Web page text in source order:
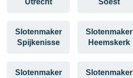
Slotenmaker
Spijkenisse
Slotenmaker
Heemskerk
Slotenmaker
Slotenmaker